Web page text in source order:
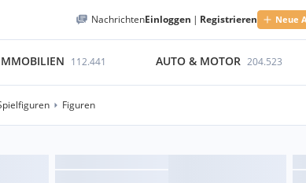
NachrichtenEinloggen | Registrieren Neue
112.441 AUTO & MOTOR 204.523
Figuren